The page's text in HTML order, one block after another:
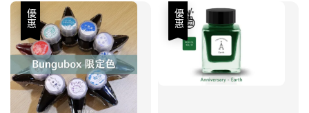
優惠 優惠